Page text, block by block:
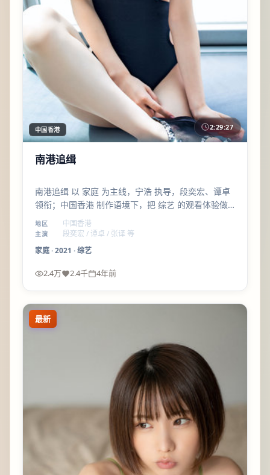
中国香港 2:29:27
南港追缉
南港追缉 以 家庭 为主线，宁浩 执导，段奕宏、谭卓
领衔；中国香港 制作语境下，把 综艺 的观看体验做
得更细腻——配角线比主线更锋利，值得一看。
地区 中国香港
主演
段奕宏 / 谭卓 / 张译 等
家庭·2021 ·综艺
2.4万 2.4千 4年前
最新